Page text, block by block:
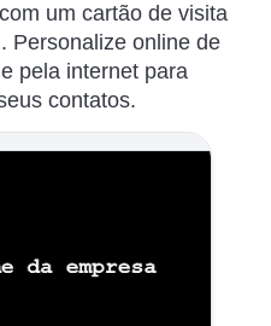
um cartão de visita
Personalize online de
pela internet para
contatos.